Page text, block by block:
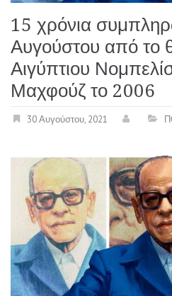
15 χρόνια
Αυγούστου από το
Αιγύπτιου
Μαχφούζ το 2006
30 Αυγούστου, 2021